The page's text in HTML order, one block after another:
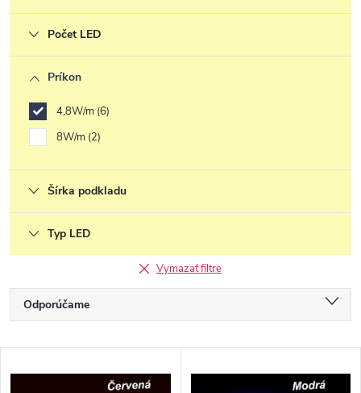
Počet LED
Príkon
4,8W/m 6
8W/m 2
Šírka podkladu
Typ LED
Vymazať filtre
a
d
Odporúčame
ý